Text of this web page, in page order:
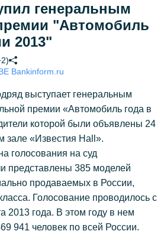
генеральным
"Автомобиль
2013"
Bankinform.ru
выступает генеральным
премии «Автомобиль года в
которой были объявлены 24
зале «Известия Hall».
голосования на суд
представлены 385 моделей
продаваемых в России,
Голосование проводилось с
2013 года. В этом году в нем
941 человек по всей России.